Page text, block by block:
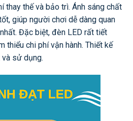
thay thế và bảo trì. Ánh sáng chất
giúp người chơi dễ dàng quan
Đặc biệt, đèn LED rất tiết
thiểu chi phí vận hành. Thiết kế
sử dụng.